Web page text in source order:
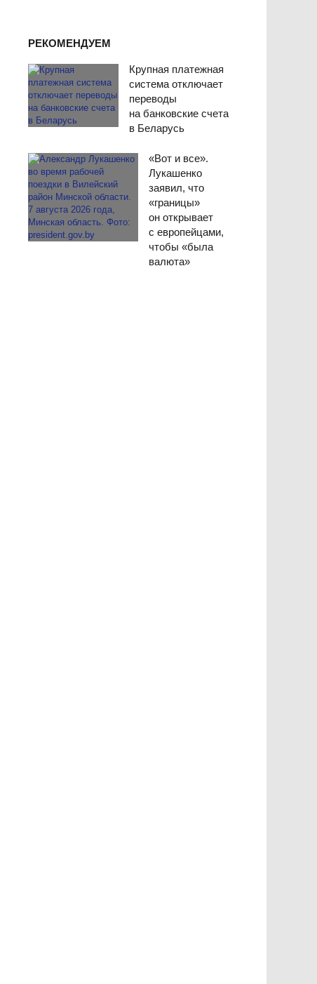
РЕКОМЕНДУЕМ
Крупная платежная
система отключает
переводы
на банковские счета
в Беларусь
«Вот и все».
Лукашенко
заявил, что
«границы»
он открывает
с европейцами,
чтобы «была
валюта»